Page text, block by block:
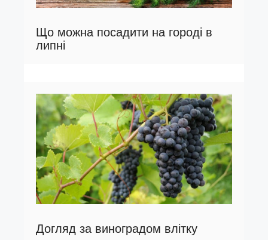
Що можна посадити на городі в
липні
Догляд за виноградом влітку